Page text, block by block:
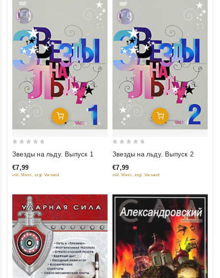
Добавить В Корзину
of
Звезды на льду. Выпуск 1
€7,99
inkl. Mwst., zzgl. Versand
Добавить В Корзину
of
Звезды на льду. Выпуск 2
€7,99
inkl. Mwst., zzgl. Versand